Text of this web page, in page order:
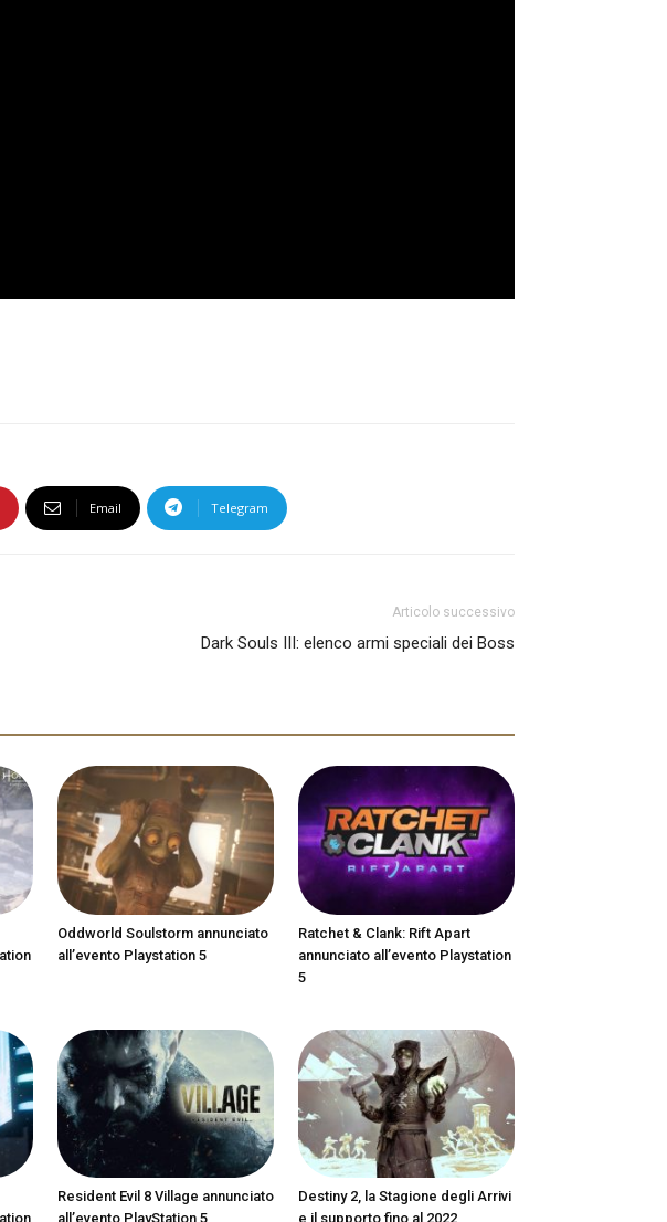
Email Telegram
Articolo successivo
Dark Souls III: elenco armi speciali dei Boss
Oddworld Soulstorm annunciato
all’evento Playstation 5
Ratchet & Clank: Rift Apart
annunciato all’evento Playstation
5
Resident Evil 8 Village annunciato
all’evento PlayStation 5
Destiny 2, la Stagione degli Arrivi
e il supporto fino al 2022